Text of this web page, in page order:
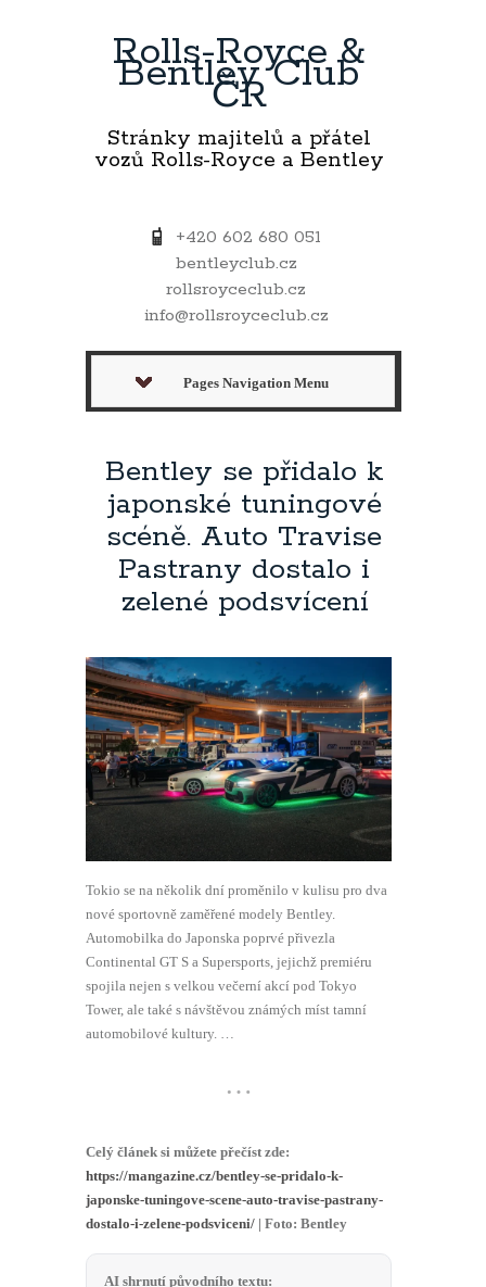
Rolls-Royce &
Bentley Club
ČR
Stránky majitelů a přátel
vozů Rolls-Royce a Bentley
+420 602 680 051
bentleyclub.cz
rollsroyceclub.cz
info@rollsroyceclub.cz
Pages Navigation Menu
Bentley se přidalo k
japonské tuningové
scéně. Auto Travise
Pastrany dostalo i
zelené podsvícení
Tokio se na několik dní proměnilo v kulisu pro dva
nové sportovně zaměřené modely Bentley.
Automobilka do Japonska poprvé přivezla
Continental GT S a Supersports, jejichž premiéru
spojila nejen s velkou večerní akcí pod Tokyo
Tower, ale také s návštěvou známých míst tamní
automobilové kultury. …
…
Celý článek si můžete přečíst zde:
https://mangazine.cz/bentley-se-pridalo-k-
japonske-tuningove-scene-auto-travise-pastrany-
dostalo-i-zelene-podsviceni/ | Foto: Bentley
AI shrnutí původního textu: